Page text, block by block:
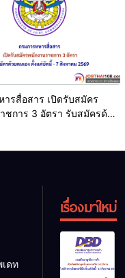
ารสื่อสาร เปิดรับสมัคร
ชการ 3 อัตรา รับสมัครด้วย
ดท
เรื่องมาใหม่